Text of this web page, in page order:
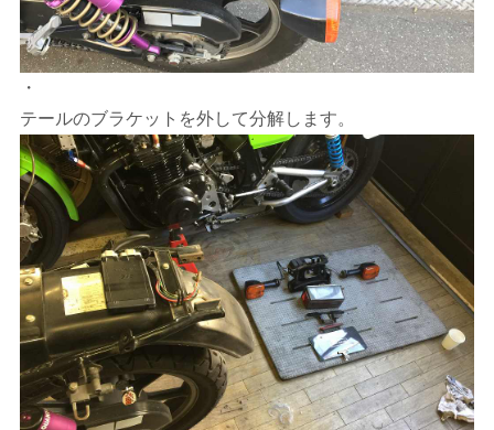
・
テールのブラケットを外して分解します。